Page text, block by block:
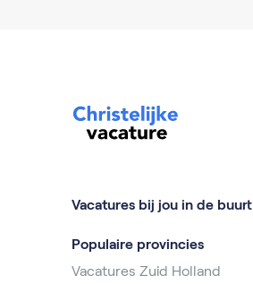
Vacatures bij jou in de buurt
Populaire provincies
Vacatures Zuid Holland